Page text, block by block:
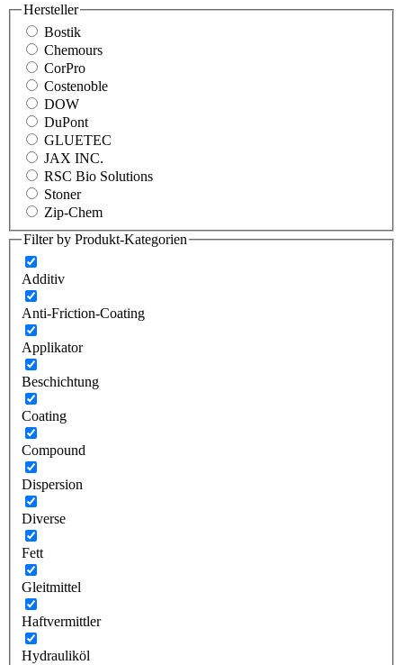
Hersteller
Bostik
Chemours
CorPro
Costenoble
DOW
DuPont
GLUETEC
JAX INC.
RSC Bio Solutions
Stoner
Zip-Chem
Filter by Produkt-Kategorien
Additiv
Anti-Friction-Coating
Applikator
Beschichtung
Coating
Compound
Dispersion
Diverse
Fett
Gleitmittel
Haftvermittler
Hydrauliköl